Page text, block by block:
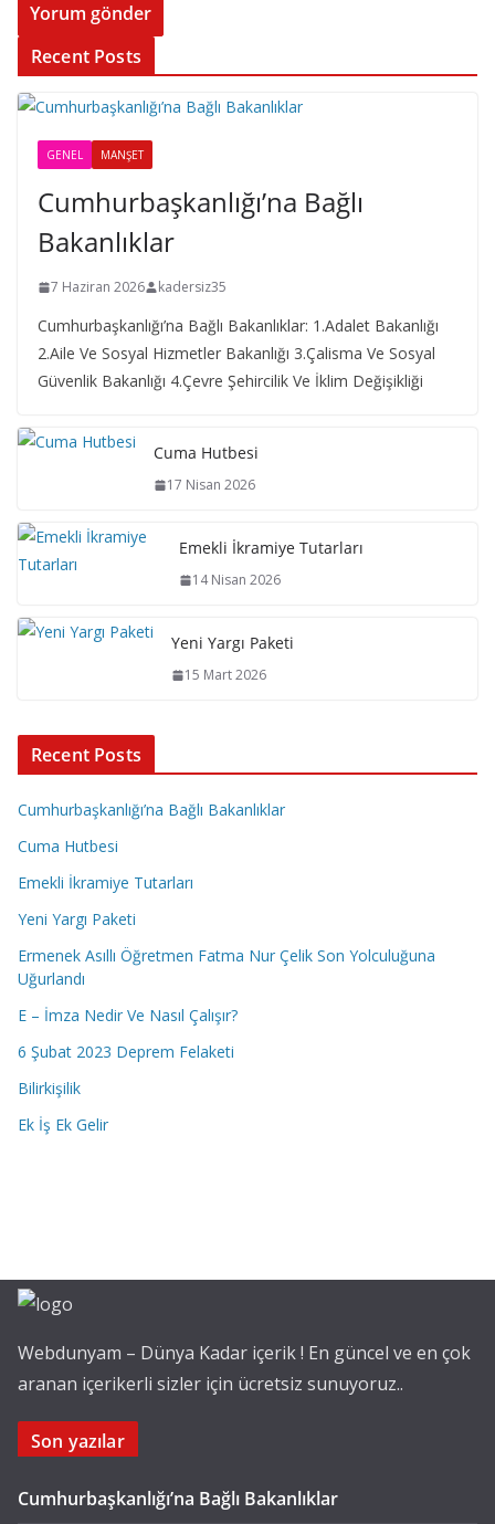
Recent Posts
GENEL MANŞET
Cumhurbaşkanlığı’na Bağlı
Bakanlıklar
7 Haziran 2026 kadersiz35
Cumhurbaşkanlığı’na Bağlı Bakanlıklar: 1.Adalet Bakanlığı
2.Aile Ve Sosyal Hizmetler Bakanlığı 3.Çalisma Ve Sosyal
Güvenlik Bakanlığı 4.Çevre Şehircilik Ve İklim Değişikliği
Cuma Hutbesi
17 Nisan 2026
Emekli İkramiye Tutarları
14 Nisan 2026
Yeni Yargı Paketi
15 Mart 2026
Recent Posts
Cumhurbaşkanlığı’na Bağlı Bakanlıklar
Cuma Hutbesi
Emekli İkramiye Tutarları
Yeni Yargı Paketi
Ermenek Asıllı Öğretmen Fatma Nur Çelik Son Yolculuğuna
Uğurlandı
E – İmza Nedir Ve Nasıl Çalışır?
6 Şubat 2023 Deprem Felaketi
Bilirkişilik
Ek İş Ek Gelir
Webdunyam – Dünya Kadar içerik ! En güncel ve en çok
aranan içerikerli sizler için ücretsiz sunuyoruz..
Son yazılar
Cumhurbaşkanlığı’na Bağlı Bakanlıklar